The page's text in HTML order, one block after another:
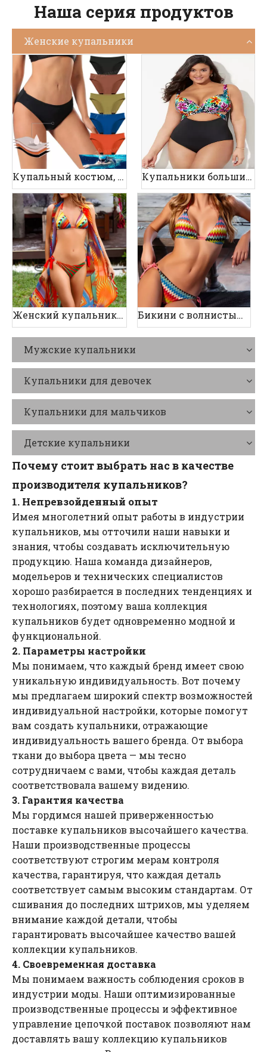
Наша серия продуктов
Женские купальники
Купальный костюм, устойчивый к эпохе Купальники больших размеров
Женский купальник-тройка с принтом Бикини с волнистым принтом
Мужские купальники
Купальники для девочек
Купальники для мальчиков
Детские купальники
Почему стоит выбрать нас в качестве
производителя купальников?
1. Непревзойденный опыт
Имея многолетний опыт работы в индустрии
купальников, мы отточили наши навыки и
знания, чтобы создавать исключительную
продукцию. Наша команда дизайнеров,
модельеров и технических специалистов
хорошо разбирается в последних тенденциях и
технологиях, поэтому ваша коллекция
купальников будет одновременно модной и
функциональной.
2. Параметры настройки
Мы понимаем, что каждый бренд имеет свою
уникальную индивидуальность. Вот почему
мы предлагаем широкий спектр возможностей
индивидуальной настройки, которые помогут
вам создать купальники, отражающие
индивидуальность вашего бренда. От выбора
ткани до выбора цвета — мы тесно
сотрудничаем с вами, чтобы каждая деталь
соответствовала вашему видению.
3. Гарантия качества
Мы гордимся нашей приверженностью
поставке купальников высочайшего качества.
Наши производственные процессы
соответствуют строгим мерам контроля
качества, гарантируя, что каждая деталь
соответствует самым высоким стандартам. От
сшивания до последних штрихов, мы уделяем
внимание каждой детали, чтобы
гарантировать высочайшее качество вашей
коллекции купальников.
4. Своевременная доставка
Мы понимаем важность соблюдения сроков в
индустрии моды. Наши оптимизированные
производственные процессы и эффективное
управление цепочкой поставок позволяют нам
доставлять вашу коллекцию купальников